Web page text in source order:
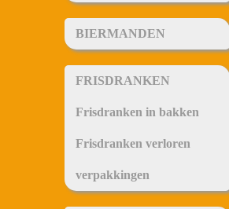
BIERMANDEN
FRISDRANKEN
Frisdranken in bakken
Frisdranken verloren
verpakkingen